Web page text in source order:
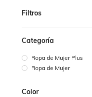
Filtros
Categoría
Ropa de Mujer Plus
Ropa de Mujer
Color